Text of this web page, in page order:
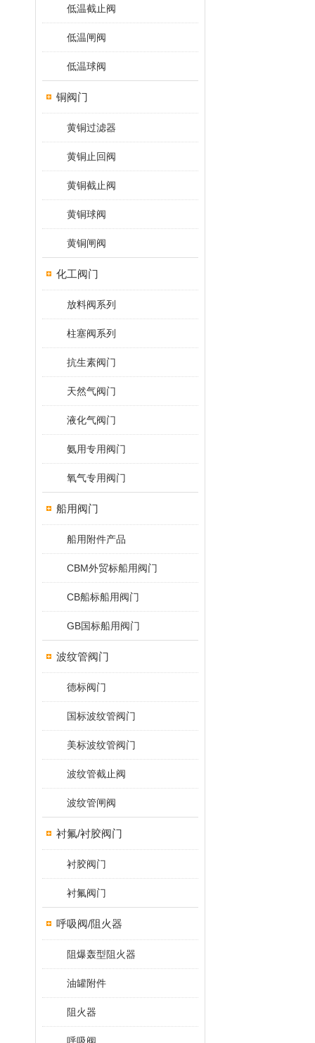
低温截止阀
低温闸阀
低温球阀
铜阀门
黄铜过滤器
黄铜止回阀
黄铜截止阀
黄铜球阀
黄铜闸阀
化工阀门
放料阀系列
柱塞阀系列
抗生素阀门
天然气阀门
液化气阀门
氨用专用阀门
氧气专用阀门
船用阀门
船用附件产品
CBM外贸标船用阀门
CB船标船用阀门
GB国标船用阀门
波纹管阀门
德标阀门
国标波纹管阀门
美标波纹管阀门
波纹管截止阀
波纹管闸阀
衬氟/衬胶阀门
衬胶阀门
衬氟阀门
呼吸阀/阻火器
阻爆轰型阻火器
油罐附件
阻火器